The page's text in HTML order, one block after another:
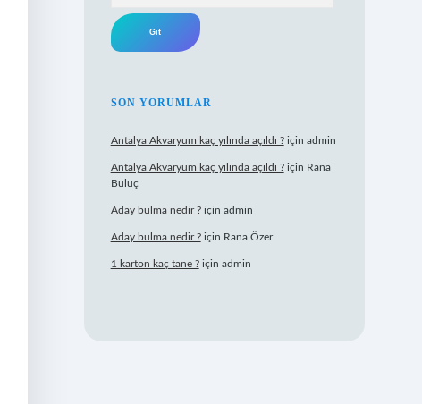
SON YORUMLAR
Antalya Akvaryum kaç yılında açıldı ?için admin
Antalya Akvaryum kaç yılında açıldı ?için Rana
Buluç
Aday bulma nedir ?için admin
Aday bulma nedir ?için Rana Özer
1 karton kaç tane ?için admin